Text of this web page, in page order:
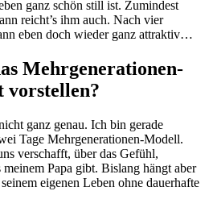
ganz schön still ist. Zumindest
reicht’s ihm auch. Nach vier
eben doch wieder ganz attraktiv…
Mehrgenerationen-
vorstellen?
ganz genau. Ich bin gerade
Tage Mehrgenerationen-Modell.
verschafft, über das Gefühl,
Papa gibt. Bislang hängt aber
eigenen Leben ohne dauerhafte